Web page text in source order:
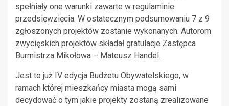
spełniały one warunki zawarte w regulaminie
przedsięwzięcia. W ostatecznym podsumowaniu 7 z 9
zgłoszonych projektów zostanie wykonanych. Autorom
zwycięskich projektów składał gratulacje Zastępca
Burmistrza Mikołowa – Mateusz Handel.
Jest to już IV edycja Budżetu Obywatelskiego, w
ramach której mieszkańcy miasta mogą sami
decydować o tym jakie projekty zostaną zrealizowane